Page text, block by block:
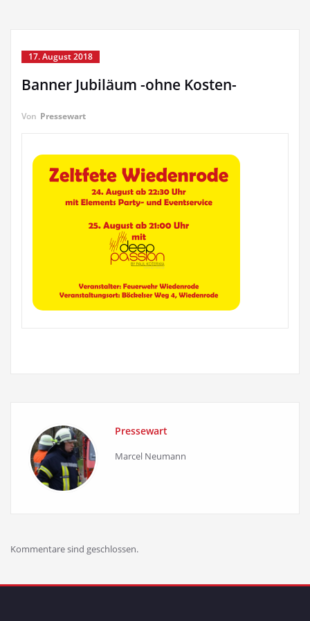
17. August 2018
Banner Jubiläum -ohne Kosten-
Von Pressewart
Pressewart
Marcel Neumann
Kommentare sind geschlossen.